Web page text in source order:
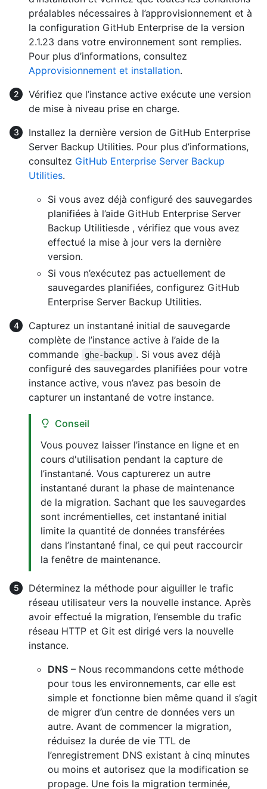
préalables nécessaires à l’approvisionnement et à
la configuration GitHub Enterprise de la version
2.1.23 dans votre environnement sont remplies.
Pour plus d’informations, consultez
Approvisionnement et installation.
Vérifiez que l’instance active exécute une version
de mise à niveau prise en charge.
Installez la dernière version de GitHub Enterprise
Server Backup Utilities. Pour plus d’informations,
consultez GitHub Enterprise Server Backup
Utilities.
Si vous avez déjà configuré des sauvegardes
planifiées à l’aide GitHub Enterprise Server
Backup Utilitiesde , vérifiez que vous avez
effectué la mise à jour vers la dernière
version.
Si vous n’exécutez pas actuellement de
sauvegardes planifiées, configurez GitHub
Enterprise Server Backup Utilities.
Capturez un instantané initial de sauvegarde
complète de l’instance active à l’aide de la
commande
ghe-backup . Si vous avez déjà
configuré des sauvegardes planifiées pour votre
instance active, vous n’avez pas besoin de
capturer un instantané de votre instance.
Conseil
Vous pouvez laisser l’instance en ligne et en
cours d'utilisation pendant la capture de
l’instantané. Vous capturerez un autre
instantané durant la phase de maintenance
de la migration. Sachant que les sauvegardes
sont incrémentielles, cet instantané initial
limite la quantité de données transférées
dans l’instantané final, ce qui peut raccourcir
la fenêtre de maintenance.
Déterminez la méthode pour aiguiller le trafic
réseau utilisateur vers la nouvelle instance. Après
avoir effectué la migration, l’ensemble du trafic
réseau HTTP et Git est dirigé vers la nouvelle
instance.
DNS – Nous recommandons cette méthode
pour tous les environnements, car elle est
simple et fonctionne bien même quand il s’agit
de migrer d’un centre de données vers un
autre. Avant de commencer la migration,
réduisez la durée de vie TTL de
l’enregistrement DNS existant à cinq minutes
ou moins et autorisez que la modification se
propage. Une fois la migration terminée,